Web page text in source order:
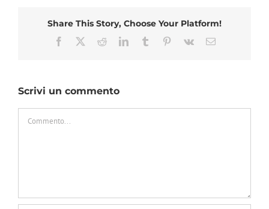
Share This Story, Choose Your Platform!
Facebook RedditLinkedInTumblr Pinterest
Vk Email
Scrivi un commento